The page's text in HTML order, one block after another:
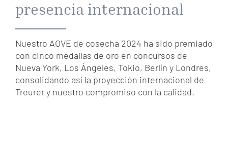
presencia internacional
Nuestro AOVE de cosecha 2024 ha sido premiado
con cinco medallas de oro en concursos de
Nueva York, Los Ángeles, Tokio, Berlín y Londres,
consolidando así la proyección internacional de
Treurer y nuestro compromiso con la calidad.